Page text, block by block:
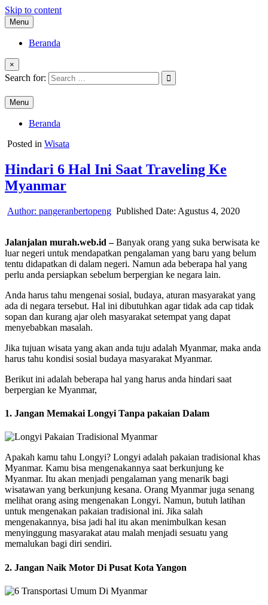
Skip to content
Menu
Beranda
×
Search for:
Menu
Beranda
Posted in Wisata
Hindari 6 Hal Ini Saat Traveling Ke
Myanmar
Author: pangeranbertopeng Published Date: Agustus 4, 2020
Jalanjalan murah.web.id –Banyak orang yang suka berwisata ke
luar negeri untuk mendapatkan pengalaman yang baru yang belum
tentu didapatkan di dalam negeri. Namun ada beberapa hal yang
perlu anda persiapkan sebelum berpergian ke negara lain.
Anda harus tahu mengenai sosial, budaya, aturan masyarakat yang
ada di negara tersebut. Hal ini dibutuhkan agar tidak ada cap tidak
sopan dan kurang ajar oleh masyarakat setempat yang dapat
menyebabkan masalah.
Jika tujuan wisata yang akan anda tuju adalah Myanmar, maka anda
harus tahu kondisi sosial budaya masyarakat Myanmar.
Berikut ini adalah beberapa hal yang harus anda hindari saat
berpergian ke Myanmar,
1. Jangan Memakai Longyi Tanpa pakaian Dalam
Apakah kamu tahu Longyi? Longyi adalah pakaian tradisional khas
Myanmar. Kamu bisa mengenakannya saat berkunjung ke
Myanmar. Itu akan menjadi pengalaman yang menarik bagi
wisatawan yang berkunjung kesana. Orang Myanmar juga senang
melihat orang asing mengenakan Longyi. Namun, butuh latihan
untuk mengenakan pakaian tradisional ini. Jika salah
mengenakannya, bisa jadi hal itu akan menimbulkan kesan
menyinggung masyarakat atau malah menjadi sesuatu yang
memalukan bagi diri sendiri.
2. Jangan Naik Motor Di Pusat Kota Yangon